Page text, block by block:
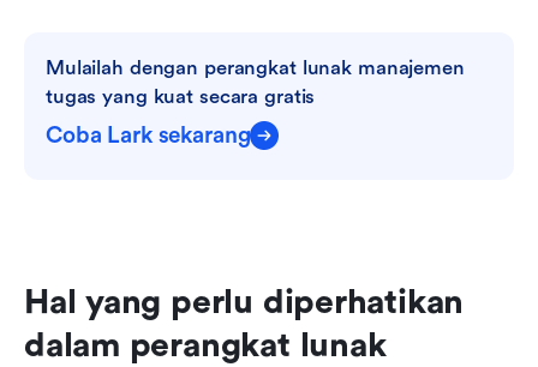
Mulailah dengan perangkat lunak manajemen
tugas yang kuat secara gratis
Coba Lark sekarang
Hal yang perlu diperhatikan
dalam perangkat lunak